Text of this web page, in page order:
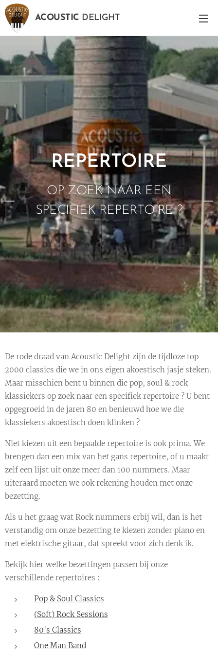
ACOUSTIC DELIGHT
REPERTOIRE
OP ZOEK NAAR EEN
SPECIFIEK REPERTOIRE ?
De rode draad van Acoustic Delight zijn de tijdloze top
2000 classics die we in ons eigen akoestisch jasje steken.
Maar misschien bent u binnen die pop, soul & rock
klassiekers op zoek naar een specifiek repertoire ? U bent
opgegroeid in de jaren 80 en benieuwd hoe we die
klassiekers akoestisch doen klinken ?
Niet kiezen uit een bepaalde repertoire is ook prima. We
brengen dan een mix van het gans repertoire, of u maakt
zelf een lijst uit onze meer dan 100 nummers. Maar
uiteraard moeten we ook rekening houden met onze
bezetting.
Als u het graag wat Rock nummers erbij wil, dan is het
verstandig om onze bezetting te kiezen zonder piano en
met elektrische gitaar, dat spreekt voor zich denk ik.
Bekijk hier welke bezettingen passen bij onze
verschillende repertoires :
Pop & Soul Classics
(Soft) Rock Sessions
80's Classics
One Man Band